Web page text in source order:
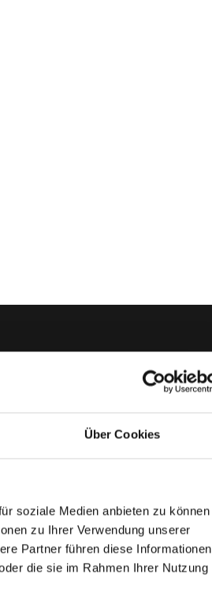
Über Cookies
soziale Medien anbieten zu können
zu Ihrer Verwendung unserer
Partner führen diese Informationen
die sie im Rahmen Ihrer Nutzung